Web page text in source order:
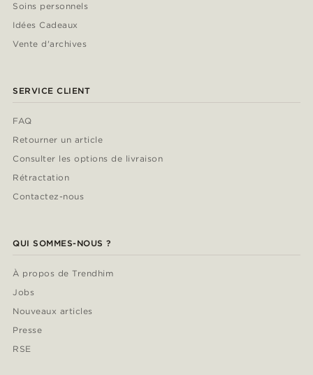
Soins personnels
Idées Cadeaux
Vente d'archives
SERVICE CLIENT
FAQ
Retourner un article
Consulter les options de livraison
Rétractation
Contactez-nous
QUI SOMMES-NOUS ?
À propos de Trendhim
Jobs
Nouveaux articles
Presse
RSE